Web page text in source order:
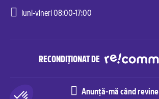
Anunță-mă când revine
luni-vineri 08:00-17:00
RECONDIȚIONAT DE
Recommerce© Solutions. All rights reserved.